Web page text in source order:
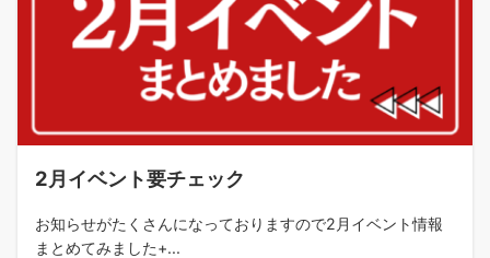
2月イベント要チェック
お知らせがたくさんになっておりますので2月イベント情報
まとめてみました+...